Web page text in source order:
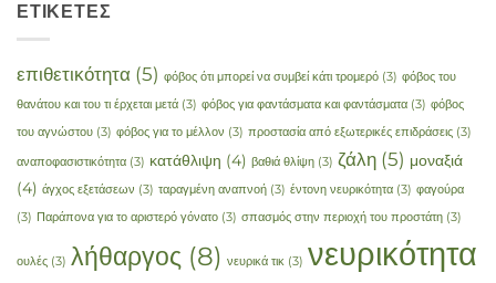
ΕΤΙΚΈΤΕΣ
επιθετικότητα (5) φόβος ότι μπορεί να συμβεί κάτι τρομερό (3) φόβος του
θανάτου και του τι έρχεται μετά (3) φόβος για φαντάσματα και φαντάσματα (3) φόβος
του αγνώστου (3) φόβος για το μέλλον (3) προστασία από εξωτερικές επιδράσεις (3)
αναποφασιστικότητα (3) κατάθλιψη (4) βαθιά θλίψη (3) ζάλη (5) μοναξιά
(4) άγχος εξετάσεων (3) ταραγμένη αναπνοή (3) έντονη νευρικότητα (3) φαγούρα
(3) Παράπονα για το αριστερό γόνατο (3) σπασμός στην περιοχή του προστάτη (3)
ουλές (3) λήθαργος (8) νευρικά τικ (3) νευρικότητα